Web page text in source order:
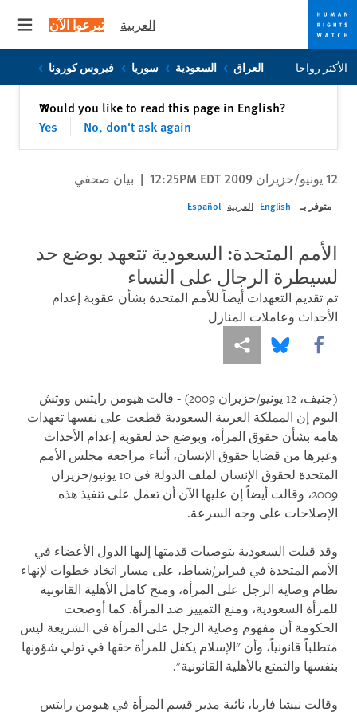
Skip
to
Skip
to
العربية تبرعوا الآن
الأكثر رواجا العراق السعودية سوريا فيروس كورونا
Would you like to read this page in English?
Yes
No, don't ask again
✕إغلاق
12 يونيو/حزيران 2009 12:25PM EDT | بيان صحفي
متوفر بـ English العربية Español
الأمم المتحدة: السعودية تتعهد بوضع حد
لسيطرة الرجال على النساء
تم تقديم التعهدات أيضاً للأمم المتحدة بشأن عقوبة إعدام
الأحداث وعاملات المنازل
Share this via Facebook
Share this via Bluesky
Share this via مشاركة
(جنيف، 12 يونيو/حزيران 2009) - قالت هيومن رايتس ووتش
اليوم إن المملكة العربية السعودية قطعت على نفسها تعهدات
هامة بشأن حقوق المرأة، وبوضع حد لعقوبة إعدام الأحداث
وغيرها من قضايا حقوق الإنسان، أثناء مراجعة مجلس الأمم
المتحدة لحقوق الإنسان لملف الدولة في 10 يونيو/حزيران
2009، وقالت أيضاً إن عليها الآن أن تعمل على تنفيذ هذه
الإصلاحات على وجه السرعة.
وقد قبلت السعودية بتوصيات قدمتها إليها الدول الأعضاء في
الأمم المتحدة في فبراير/شباط، على مسار اتخاذ خطوات لإنهاء
نظام وصاية الرجل على المرأة، ومنح كامل الأهلية القانونية
للمرأة السعودية، ومنع التمييز ضد المرأة. كما أوضحت
الحكومة أن مفهوم وصاية الرجل على المرأة في الشريعة ليس
متطلباً قانونياً، وأن "الإسلام يكفل للمرأة حقها في تولي شؤونها
بنفسها والتمتع بالأهلية القانونية".
وقالت نيشا فاريا، نائبة مدير قسم المرأة في هيومن رايتس